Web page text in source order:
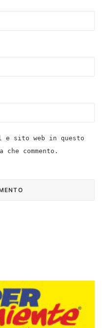
e sito web in questo
commento.